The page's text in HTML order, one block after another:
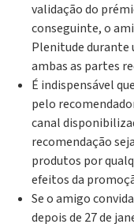
validação do
conseguinte, o
Plenitude durante
ambas as partes
É indispensável
pelo
canal
recomendação
produtos por
efeitos da
Se o amigo
depois de 27 de